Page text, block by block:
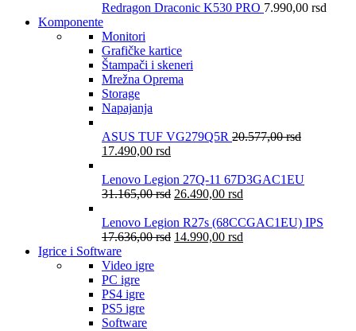
Redragon Draconic K530 PRO 7.990,00 rsd
Komponente
Monitori
Grafičke kartice
Štampači i skeneri
Mrežna Oprema
Storage
Napajanja
ASUS TUF VG279Q5R 20.577,00rsd
17.490,00 rsd
Lenovo Legion 27Q-11 67D3GAC1EU
31.165,00rsd 26.490,00 rsd
Lenovo Legion R27s (68CCGAC1EU) IPS
17.636,00rsd 14.990,00 rsd
Igrice i Software
Video igre
PC igre
PS4 igre
PS5 igre
Software